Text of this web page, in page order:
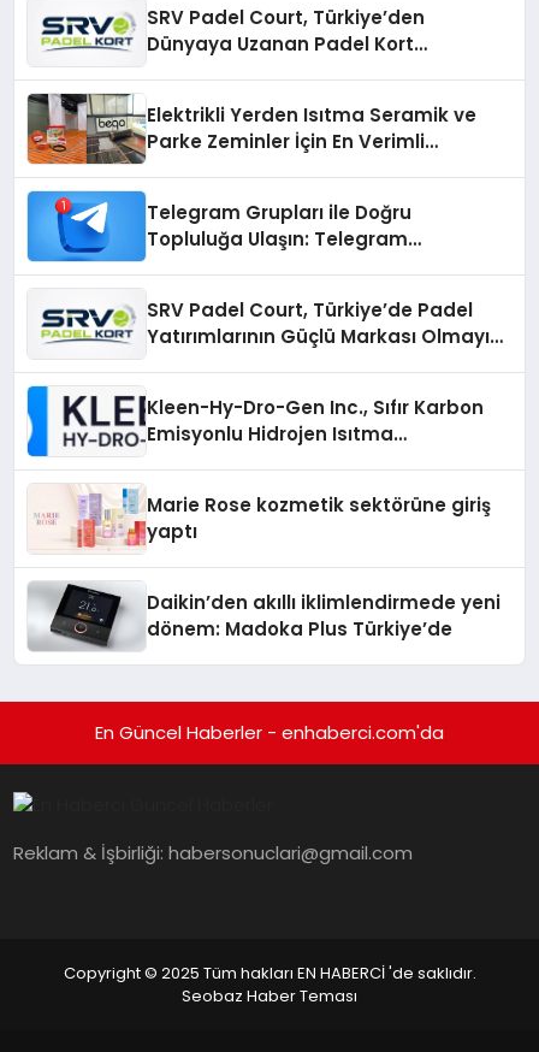
SRV Padel Court, Türkiye’den
Dünyaya Uzanan Padel Kort
Elektrikli Yerden Isıtma Seramik ve
Parke Zeminler İçin En Verimli
Telegram Grupları ile Doğru
Topluluğa Ulaşın: Telegram
SRV Padel Court, Türkiye’de Padel
Yatırımlarının Güçlü Markası Olmayı
Kleen-Hy-Dro-Gen Inc., Sıfır Karbon
Emisyonlu Hidrojen Isıtma
Marie Rose kozmetik sektörüne giriş
yaptı
Daikin’den akıllı iklimlendirmede yeni
dönem: Madoka Plus Türkiye’de
En Güncel Haberler - enhaberci.com'da
Reklam & İşbirliği:habersonuclari@gmail.com
Copyright © 2025 Tüm hakları EN HABERCİ 'de saklıdır.
Seobaz Haber Teması